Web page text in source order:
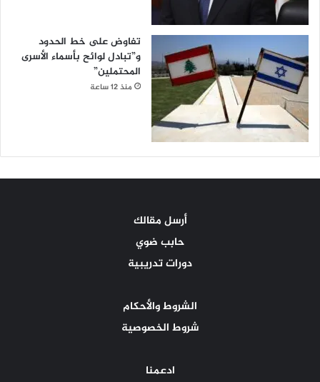
تفاوض على خط الحدود
و”تبادل لوائح بأسماء الأسرى
المحتملين”
منذ 12 ساعة
أرسل مقالك
حابب ضوي
دورات تدريبية
الشروط والأحكام
شروط الخصوصية
ادعمنا